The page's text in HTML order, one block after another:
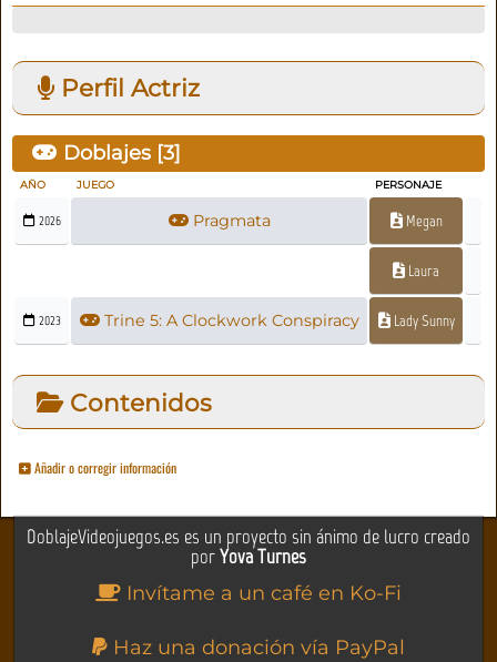
Perfil Actriz
Doblajes [3]
AÑO JUEGO PERSONAJE
2026 Pragmata Megan
Laura
2023 Trine 5: A Clockwork Conspiracy Lady Sunny
Contenidos
Añadir o corregir información
DoblajeVideojuegos.es es un proyecto sin ánimo de lucro creado
porYova Turnes
Invítame a un café en Ko-Fi
Haz una donación vía PayPal